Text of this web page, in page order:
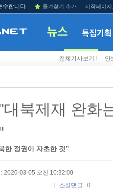
수합니다 즐겨찾기 추가 시작페이
전체기사보기 안
북제재 완화
한 정권이 자초한 것”
: 2020-03-05 오전 10:32:00
소셜댓글 : 0